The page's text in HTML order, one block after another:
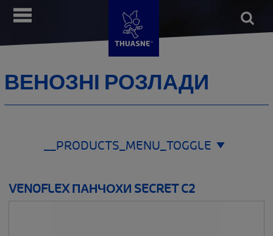
Перейти
Open
form __MENU
ВЕНОЗНІ РОЗЛАДИ
__PRODUCTS_MENU_TOGGLE
__SHOW
ЗОНА ЗАСТОСУВАННЯ
VENOFLEX ПАНЧОХИ SECRET C2